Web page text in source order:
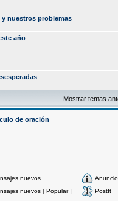
nuestros problemas
año
Mostrar temas
de oración
nuevos
Anuncio
nuevos [ Popular ]
PostIt